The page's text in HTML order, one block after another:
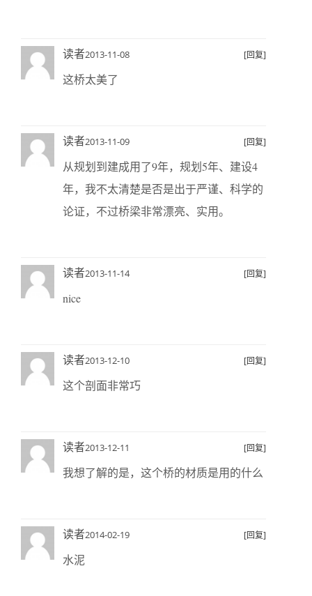
读者2013-11-08 [回复]
这桥太美了
读者2013-11-09 [回复]
从规划到建成用了9年，规划5年、建设4
年，我不太清楚是否是出于严谨、科学的
论证，不过桥梁非常漂亮、实用。
读者2013-11-14 [回复]
nice
读者2013-12-10 [回复]
这个剖面非常巧
读者2013-12-11 [回复]
我想了解的是，这个桥的材质是用的什么
读者2014-02-19 [回复]
水泥